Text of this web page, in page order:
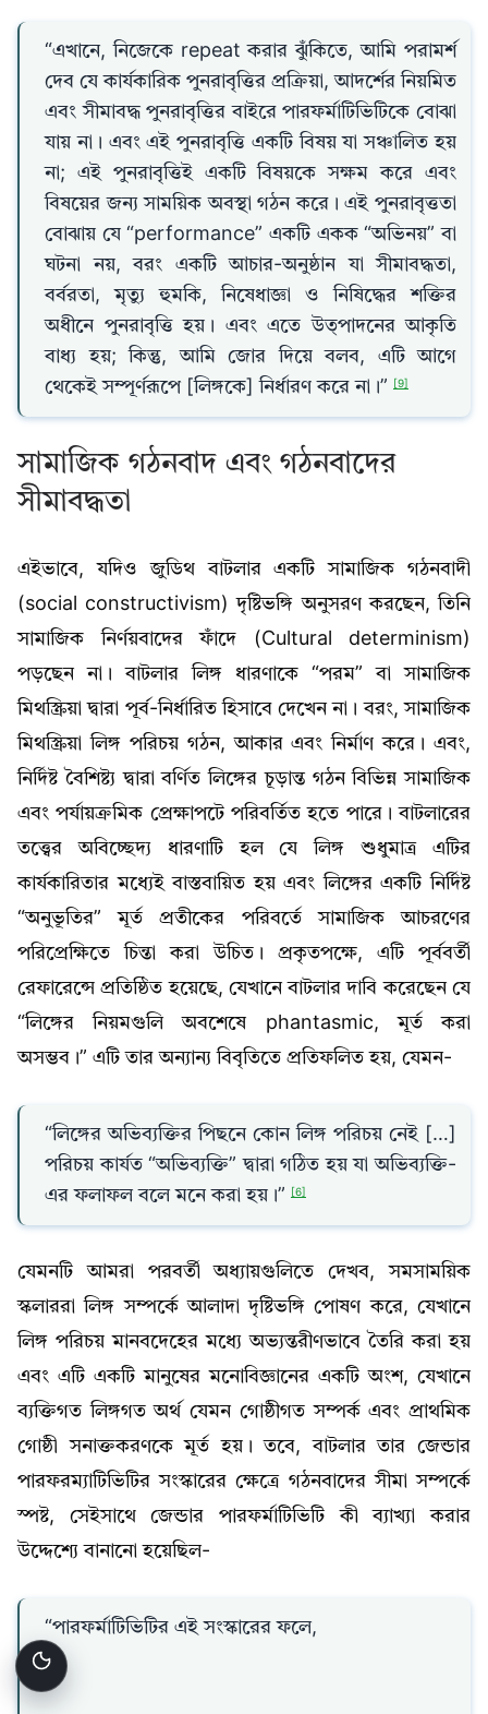
“এখানে, নিজেকে repeat করার ঝুঁকিতে, আমি পরামর্শ
দেব যে কার্যকারিক পুনরাবৃত্তির প্রক্রিয়া, আদর্শের নিয়মিত
এবং সীমাবদ্ধ পুনরাবৃত্তির বাইরে পারফর্মাটিভিটিকে বোঝা
যায় না। এবং এই পুনরাবৃত্তি একটি বিষয় যা সঞ্চালিত হয়
না; এই পুনরাবৃত্তিই একটি বিষয়কে সক্ষম করে এবং
বিষয়ের জন্য সাময়িক অবস্থা গঠন করে। এই পুনরাবৃত্ততা
বোঝায় যে “performance” একটি একক “অভিনয়” বা
ঘটনা নয়, বরং একটি আচার-অনুষ্ঠান যা সীমাবদ্ধতা,
বর্বরতা, মৃত্যু হুমকি, নিষেধাজ্ঞা ও নিষিদ্ধের শক্তির
অধীনে পুনরাবৃত্তি হয়। এবং এতে উত্পাদনের আকৃতি
বাধ্য হয়; কিন্তু, আমি জোর দিয়ে বলব, এটি আগে
থেকেই সম্পূর্ণরূপে [লিঙ্গকে] নির্ধারণ করে না।”
[9]
সামাজিক গঠনবাদ এবং গঠনবাদের
সীমাবদ্ধতা
এইভাবে, যদিও জুডিথ বাটলার একটি সামাজিক গঠনবাদী
(social constructivism) দৃষ্টিভঙ্গি অনুসরণ করছেন, তিনি
সামাজিক নির্ণয়বাদের ফাঁদে (Cultural determinism)
পড়ছেন না। বাটলার লিঙ্গ ধারণাকে “পরম” বা সামাজিক
মিথস্ক্রিয়া দ্বারা পূর্ব-নির্ধারিত হিসাবে দেখেন না। বরং, সামাজিক
মিথস্ক্রিয়া লিঙ্গ পরিচয় গঠন, আকার এবং নির্মাণ করে। এবং,
নির্দিষ্ট বৈশিষ্ট্য দ্বারা বর্ণিত লিঙ্গের চূড়ান্ত গঠন বিভিন্ন সামাজিক
এবং পর্যায়ক্রমিক প্রেক্ষাপটে পরিবর্তিত হতে পারে। বাটলারের
তত্ত্বের অবিচ্ছেদ্য ধারণাটি হল যে লিঙ্গ শুধুমাত্র এটির
কার্যকারিতার মধ্যেই বাস্তবায়িত হয় এবং লিঙ্গের একটি নির্দিষ্ট
“অনুভূতির” মূর্ত প্রতীকের পরিবর্তে সামাজিক আচরণের
পরিপ্রেক্ষিতে চিন্তা করা উচিত। প্রকৃতপক্ষে, এটি পূর্ববর্তী
রেফারেন্সে প্রতিষ্ঠিত হয়েছে, যেখানে বাটলার দাবি করেছেন যে
“লিঙ্গের নিয়মগুলি অবশেষে phantasmic, মূর্ত করা
অসম্ভব।” এটি তার অন্যান্য বিবৃতিতে প্রতিফলিত হয়, যেমন-
“লিঙ্গের অভিব্যক্তির পিছনে কোন লিঙ্গ পরিচয় নেই […]
পরিচয় কার্যত “অভিব্যক্তি” দ্বারা গঠিত হয় যা অভিব্যক্তি-
এর ফলাফল বলে মনে করা হয়।”
[6]
যেমনটি আমরা পরবর্তী অধ্যায়গুলিতে দেখব, সমসাময়িক
স্কলাররা লিঙ্গ সম্পর্কে আলাদা দৃষ্টিভঙ্গি পোষণ করে, যেখানে
লিঙ্গ পরিচয় মানবদেহের মধ্যে অভ্যন্তরীণভাবে তৈরি করা হয়
এবং এটি একটি মানুষের মনোবিজ্ঞানের একটি অংশ, যেখানে
ব্যক্তিগত লিঙ্গগত অর্থ যেমন গোষ্ঠীগত সম্পর্ক এবং প্রাথমিক
গোষ্ঠী সনাক্তকরণকে মূর্ত হয়। তবে, বাটলার তার জেন্ডার
পারফরম্যাটিভিটির সংস্কারের ক্ষেত্রে গঠনবাদের সীমা সম্পর্কে
স্পষ্ট, সেইসাথে জেন্ডার পারফর্মাটিভিটি কী ব্যাখ্যা করার
উদ্দেশ্যে বানানো হয়েছিল-
“পারফর্মাটিভিটির এই সংস্কারের ফলে,